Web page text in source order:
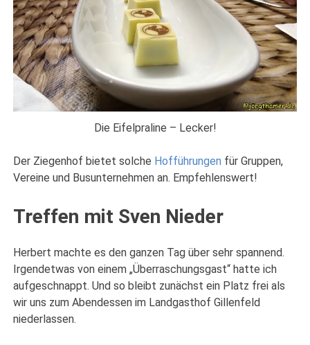
Die Eifelpraline – Lecker!
Der Ziegenhof bietet solche Hofführungen für Gruppen,
Vereine und Busunternehmen an. Empfehlenswert!
Treffen mit Sven Nieder
Herbert machte es den ganzen Tag über sehr spannend.
Irgendetwas von einem „Überraschungsgast“ hatte ich
aufgeschnappt. Und so bleibt zunächst ein Platz frei als
wir uns zum Abendessen im Landgasthof Gillenfeld
niederlassen.